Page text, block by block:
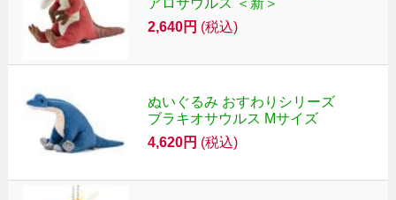
アロサウルス ＜新＞
2,640円 (税込)
ぬいぐるみ おすわりシリーズ
ブラキオサウルス Mサイズ
4,620円 (税込)